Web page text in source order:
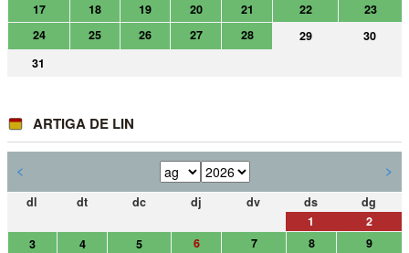
17
18 19 20 21 22
23
24
25 26 27 28 29
30
31
ARTIGA DE LIN
< >
dl dt dc dj dv ds
dg
1
2
3
4 5 6 7 8
9